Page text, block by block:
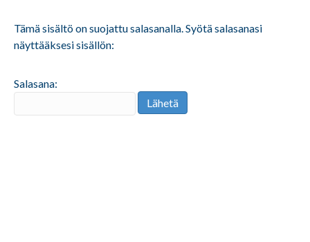
Tämä sisältö on suojattu salasanalla. Syötä salasanasi
näyttääksesi sisällön:
Salasana: